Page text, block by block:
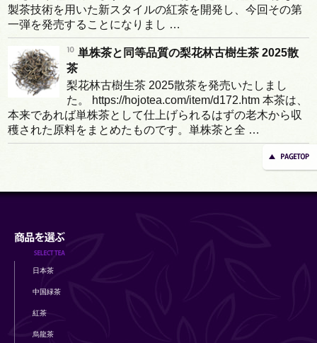
製茶技術を用いた新スタイルの紅茶を開発し、今回その第
一弾を発売することになりまし …
単株茶と同等品質の梨花林古樹生茶 2025散
茶
梨花林古樹生茶 2025散茶を発売いたしまし
た。 https://hojotea.com/item/d172.htm 本茶は、
本来であれば単株茶として仕上げられるはずの老木から収
穫された原料をまとめたものです。単株茶と全 …
日本茶
中国緑茶
紅茶
烏龍茶